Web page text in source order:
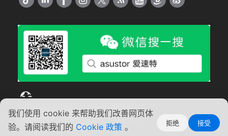
我们使用 cookie 来帮助我们改善网页体
验。请阅读我们的 Cookie 政策 。 拒绝 接受
体
中
Copyright ©2026 ASUSTOR Inc.
使用条款 | 隐私声明